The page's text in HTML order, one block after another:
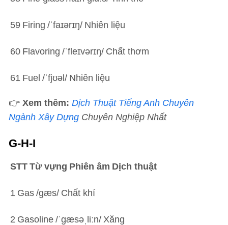
59 Firing /ˈfaɪərɪŋ/ Nhiên liệu
60 Flavoring /ˈfleɪvərɪŋ/ Chất thơm
61 Fuel /ˈfjʊəl/ Nhiên liệu
👉 Xem thêm: Dịch Thuật Tiếng Anh Chuyên
Ngành Xây Dựng Chuyên Nghiệp Nhất
G-H-I
STT Từ vựng Phiên âm Dịch thuật
1 Gas /ɡæs/ Chất khí
2 Gasoline /ˈɡæsəˌliːn/ Xăng